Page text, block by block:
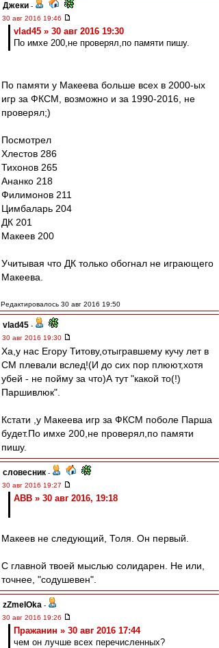
Джеки -
30 авг 2016 19:46
vlad45 » 30 авг 2016 19:30
По имхе 200,не проверял,по памяти пишу.
По памяти у Макеева больше всех в 2000-ых
игр за ФКСМ, возможно и за 1990-2016, не
проверял;)
Посмотрел
Хлестов 286
Тихонов 265
Ананко 218
Филимонов 211
Цимбаларь 204
ДК 201
Макеев 200
Учитывая что ДК только обогнал не играющего
Макеева.
Редактировалось 30 авг 2016 19:50
vlad45 -
30 авг 2016 19:30
Ха,у нас Егору Титову,отыгравшему кучу лет в
СМ плевали вслед!(И до сих пор плюют,хотя
убей - не пойму за что)А тут "какой то(!)
Паршивлюк".
Кстати ,у Макеева игр за ФКСМ поболе Парша
будет.По имхе 200,не проверял,по памяти
пишу.
словесник -
30 авг 2016 19:27
ABB » 30 авг 2016, 19:18
Макеев не следующий, Толя. Он первый.
С главной твоей мыслью солидарен. Не или,
точнее, "содушевен".
zZmeIOka -
30 авг 2016 19:26
Пражанин » 30 авг 2016 17:44
чем он лучше всех перечисленных?